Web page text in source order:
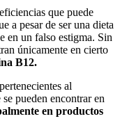
que puede
a pesar de ser una dieta
en un falso estigma. Sin
únicamente en cierto
B12.
al
pueden encontrar en
en productos